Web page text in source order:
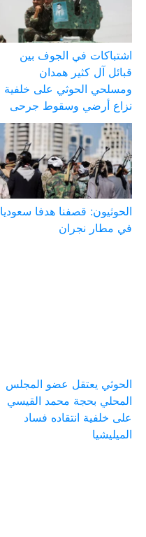
اشتباكات في الجوف بين
قبائل آل كثير همدان
ومسلحي الحوثي على خلفية
نزاع أرضي وسقوط جرحى
الحوثيون: قصفنا هدفا سعوديا
في مطار نجران
الحوثي يعتقل عضو المجلس
المحلي بحجة محمد القيسي
على خلفية انتقاده فساد
الميليشيا